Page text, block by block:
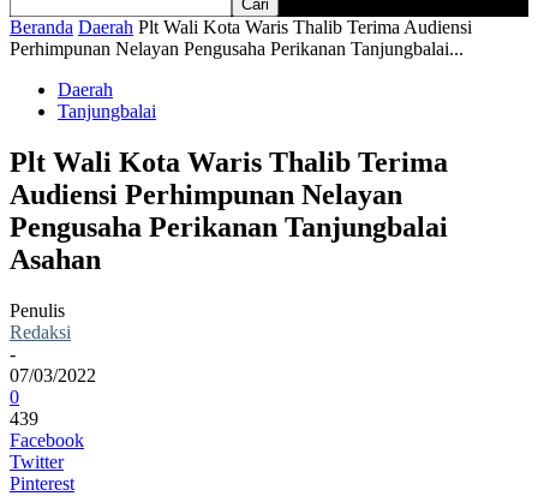
Beranda Daerah Plt Wali Kota Waris Thalib Terima Audiensi
Perhimpunan Nelayan Pengusaha Perikanan Tanjungbalai...
Daerah
Tanjungbalai
Plt Wali Kota Waris Thalib Terima
Audiensi Perhimpunan Nelayan
Pengusaha Perikanan Tanjungbalai
Asahan
Penulis
Redaksi
-
07/03/2022
0
439
Facebook
Twitter
Pinterest